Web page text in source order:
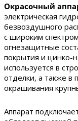
Окрасочный
электрическая
безвоздушного
с широким
огнезащитные
покрытия и цинко-
используется в
отделки, а также в
окрашивания
Аппарат